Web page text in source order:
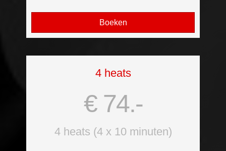
Boeken
4 heats
€ 74.-
4 heats (4 x 10 minuten)